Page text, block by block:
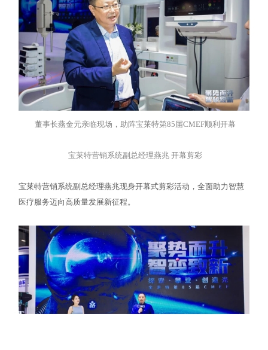
董事长燕金元亲临现场，助阵宝莱特第85届CMEF顺利开幕
宝莱特营销系统副总经理燕兆 开幕剪彩
宝莱特营销系统副总经理燕兆现身开幕式剪彩活动，全面助力智慧
医疗服务迈向高质量发展新征程。